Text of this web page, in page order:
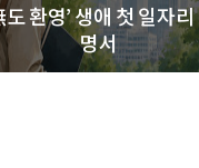
환영’ 생애 첫 일자리 도전 설
명서